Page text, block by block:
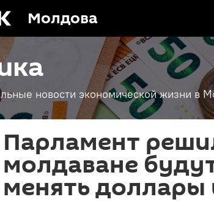
Молдова
новости экономической жизни в
Парламент
молдаване
менять доллары